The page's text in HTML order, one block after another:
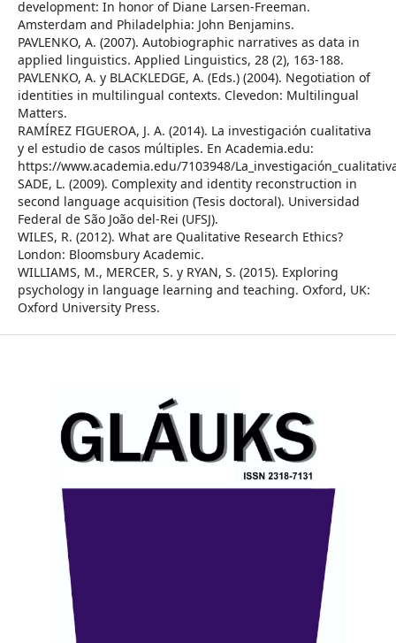
development: In honor of Diane Larsen-Freeman.
Amsterdam and Philadelphia: John Benjamins.
PAVLENKO, A. (2007). Autobiographic narratives as data in
applied linguistics. Applied Linguistics, 28 (2), 163-188.
PAVLENKO, A. y BLACKLEDGE, A. (Eds.) (2004). Negotiation of
identities in multilingual contexts. Clevedon: Multilingual
Matters.
RAMÍREZ FIGUEROA, J. A. (2014). La investigación cualitativa
y el estudio de casos múltiples. En Academia.edu:
https://www.academia.edu/7103948/
SADE, L. (2009). Complexity and identity reconstruction in
second language acquisition (Tesis doctoral). Universidad
Federal de São João del-Rei (UFSJ).
WILES, R. (2012). What are Qualitative Research Ethics?
London: Bloomsbury Academic.
WILLIAMS, M., MERCER, S. y RYAN, S. (2015). Exploring
psychology in language learning and teaching. Oxford, UK:
Oxford University Press.